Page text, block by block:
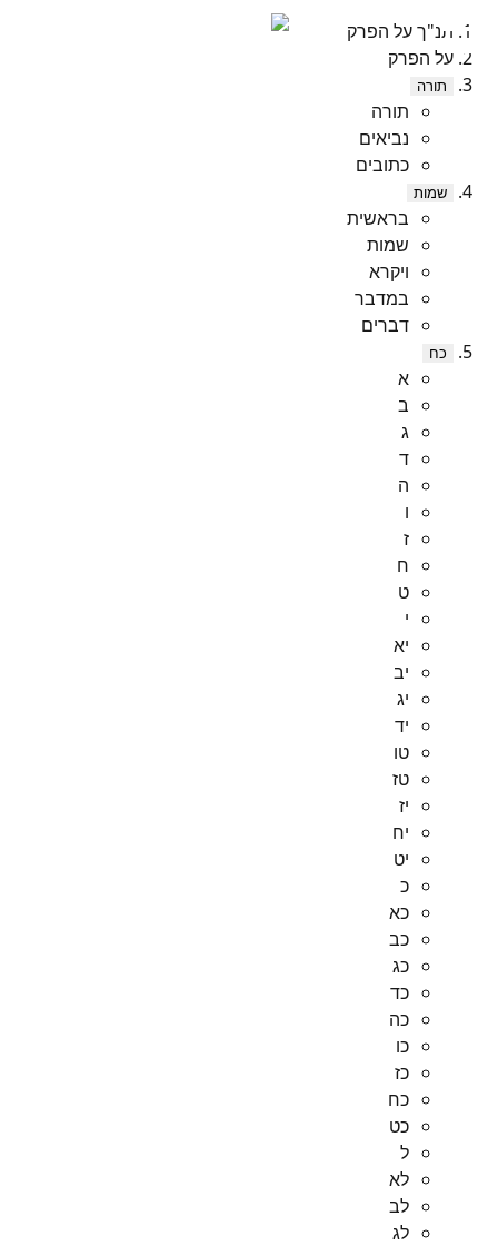
תנ"ך על הפרק
על הפרק
תורה
תורה
נביאים
כתובים
שמות
בראשית
שמות
ויקרא
במדבר
דברים
כח
א
ב
ג
ד
ה
ו
ז
ח
ט
י
יא
יב
יג
יד
טו
טז
יז
יח
יט
כ
כא
כב
כג
כד
כה
כו
כז
כח
כט
ל
לא
לב
לג